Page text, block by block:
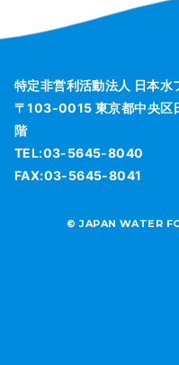
特定非営利活動法人 日本水
〒103-0015 東京都中央区
階
TEL:03-5645-8040
FAX:03-5645-8041
© JAPAN WATER